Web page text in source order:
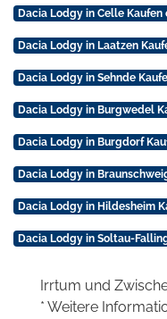
Dacia Lodgy in Celle Kaufen
Dacia Lodgy in Laatzen
Dacia Lodgy in Sehnde
Dacia Lodgy in Burgwedel
Dacia Lodgy in Burgdorf
Dacia Lodgy in
Dacia Lodgy in Hildesheim
Dacia Lodgy in Soltau-
Irrtum und
* Weitere